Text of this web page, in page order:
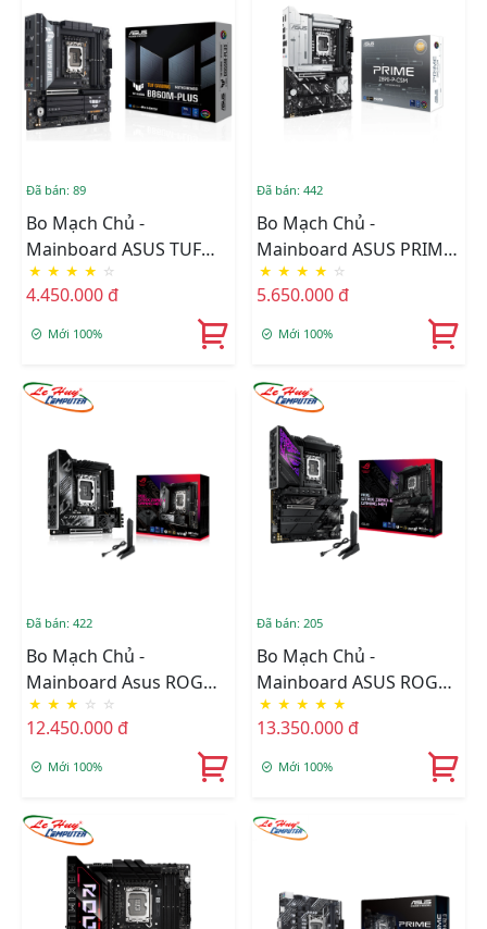
Đã bán: 89
Bo Mạch Chủ -
Mainboard ASUS TUF
GAMING B860M-PLUS
★ ★ ★ ★ ☆
4.450.000 đ
Mới 100%
Đã bán: 442
Bo Mạch Chủ -
Mainboard ASUS PRIME
Z890-P-CSM
★ ★ ★ ★ ☆
5.650.000 đ
Mới 100%
Đã bán: 422
Bo Mạch Chủ -
Mainboard Asus ROG
STRIX Z890-I GAMING
WIFI
★ ★ ★ ☆ ☆
12.450.000 đ
Mới 100%
Đã bán: 205
Bo Mạch Chủ -
Mainboard ASUS ROG
STRIX Z890-E GAMING
WIFI DDR5
★ ★ ★ ★ ★
13.350.000 đ
Mới 100%